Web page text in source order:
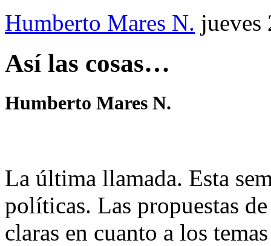
Humberto Mares N. jueves
Así las cosas…
Humberto Mares N.
La última llamada. Esta
políticas. Las propuestas
claras en cuanto a los